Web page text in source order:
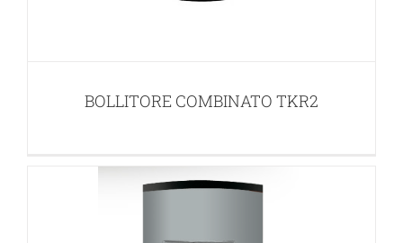
BOLLITORE COMBINATO TKR2